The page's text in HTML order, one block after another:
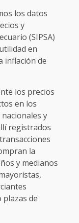
los datos
y
(SIPSA)
en
inflación de
los precios
en los
y
registrados
la
y medianos
de